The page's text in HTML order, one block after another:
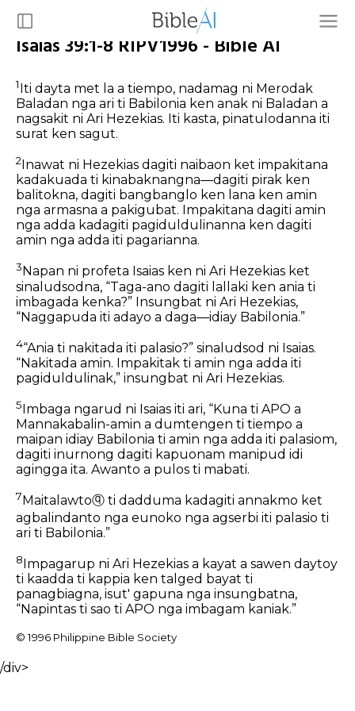
Isaias 39:1-8 RIPV1996 - Bible AI
1Iti dayta met la a tiempo, nadamag ni Merodak
Baladan nga ari ti Babilonia ken anak ni Baladan a
nagsakit ni Ari Hezekias. Iti kasta, pinatulodanna iti
surat ken sagut.
2 Inawat ni Hezekias dagiti naibaon ket impakitana
kadakuada ti kinabaknangna—dagiti pirak ken
balitokna, dagiti bangbanglo ken lana ken amin
nga armasna a pakigubat. Impakitana dagiti amin
nga adda kadagiti pagiduldulinanna ken dagiti
amin nga adda iti pagarianna.
3 Napan ni profeta Isaias ken ni Ari Hezekias ket
sinaludsodna, “Taga-ano dagiti lallaki ken ania ti
imbagada kenka?” Insungbat ni Ari Hezekias,
“Naggapuda iti adayo a daga—idiay Babilonia.”
4“Ania ti nakitada iti palasio?” sinaludsod ni Isaias.
“Nakitada amin. Impakitak ti amin nga adda iti
pagiduldulinak,” insungbat ni Ari Hezekias.
5 Imbaga ngarud ni Isaias iti ari, “Kuna ti APO a
Mannakabalin-amin a dumtengen ti tiempo a
maipan idiay Babilonia ti amin nga adda iti palasiom,
dagiti inurnong dagiti kapuonam manipud idi
agingga ita. Awanto a pulos ti mabati.
7 Maitalawtoⓠ ti dadduma kadagiti annakmo ket
agbalindanto nga eunoko nga agserbi iti palasio ti
ari ti Babilonia.”
8Impagarup ni Ari Hezekias a kayat a sawen daytoy
ti kaadda ti kappia ken talged bayat ti
panagbiagna, isut' gapuna nga insungbatna,
“Napintas ti sao ti APO nga imbagam kaniak.”
© 1996 Philippine Bible Society
/div>